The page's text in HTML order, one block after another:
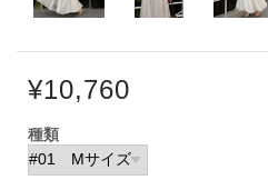
¥10,760
種類